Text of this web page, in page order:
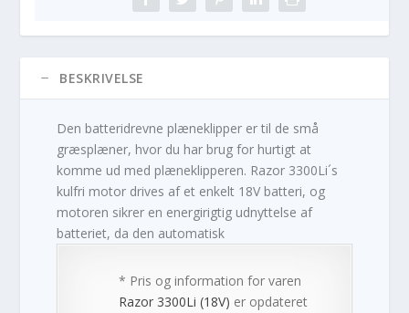
BESKRIVELSE
Den batteridrevne plæneklipper er til de små
græsplæner, hvor du har brug for hurtigt at
komme ud med plæneklipperen. Razor 3300Li´s
kulfri motor drives af et enkelt 18V batteri, og
motoren sikrer en energirigtig udnyttelse af
batteriet, da den automatisk
* Pris og information for varen
Razor 3300Li (18V) er opdateret